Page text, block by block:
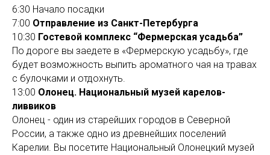
6:30 Начало посадки
7:00 Отправление из Санкт-Петербурга
10:30 Гостевой комплекс “Фермерская усадьба”
По дороге вы заедете в «Фермерскую усадьбу», где
будет возможность выпить ароматного чая на травах
с булочками и отдохнуть.
13:00 Олонец. Национальный музей карелов-
ливвиков
Олонец - один из старейших городов в Северной
России, а также одно из древнейших поселений
Карелии. Вы посетите Национальный Олонецкий музей